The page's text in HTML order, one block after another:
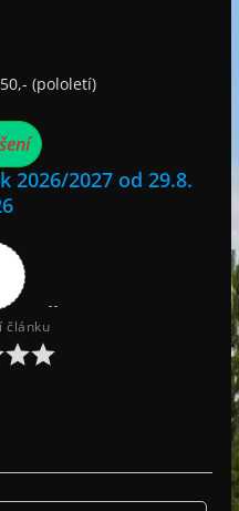
(pololetí)
2026/2027 od 29.8.
článku